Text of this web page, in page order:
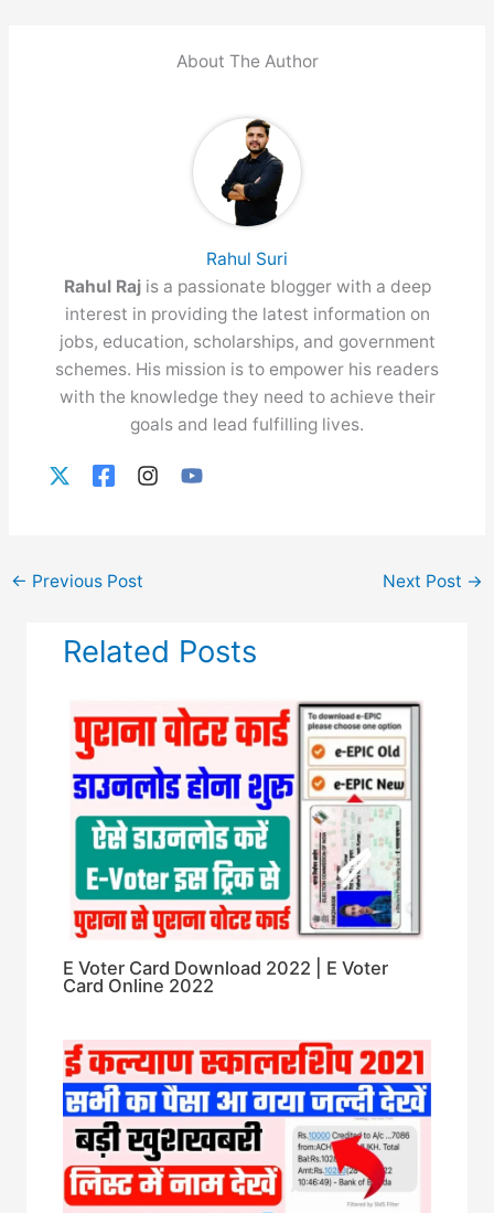
About The Author
Rahul Suri
Rahul Raj is a passionate blogger with a deep
interest in providing the latest information on
jobs, education, scholarships, and government
schemes. His mission is to empower his readers
with the knowledge they need to achieve their
goals and lead fulfilling lives.
← Previous Post Next Post →
Related Posts
E Voter Card Download 2022 | E Voter
Card Online 2022